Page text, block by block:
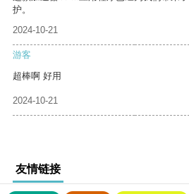
护。
2024-10-21
游客
超棒啊 好用
2024-10-21
友情链接